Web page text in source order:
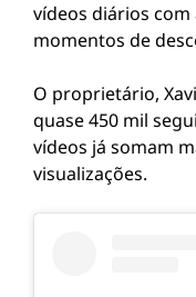
vídeos diários
momentos de
O proprietário,
quase 450 mil
vídeos já somam
visualizações.